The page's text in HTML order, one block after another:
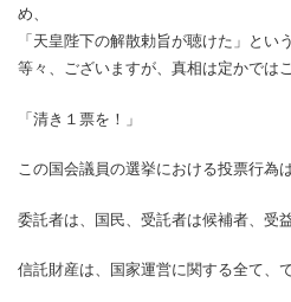
め、
「天皇陛下の解散勅旨が聴けた」とい
等々、ございますが、真相は定かでは
「清き１票を！」
この国会議員の選挙における投票行為
委託者は、国民、受託者は候補者、受
信託財産は、国家運営に関する全て、で